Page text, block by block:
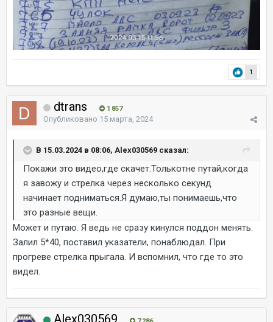
1
dtrans 1 857
Опубликовано 15 марта, 2024
В 15.03.2024 в 08:06, Alex030569 сказал:
Покажи это видео,где скачет.Толькотне путай,когда
я завожу и стрелка через несколько секунд
начинает подниматься.Я думаю,ты понимаешь,что
это разные вещи.
Может и путаю. Я ведь не сразу кинулся поддон менять.
Залил 5*40, поставил указатели, понаблюдал. При
прогреве стрелка прыгала. И вспомнил, что где то это
видел.
Alex030569